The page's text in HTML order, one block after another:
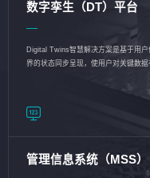
数字孪生（DT）平台
Digital Twins智慧解决方案是基于用
界的状态同步呈现，使用户对关键数
管理信息系统（MSS）